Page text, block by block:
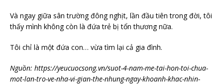
Và ngay giữa sân trường đông nghịt, lần đầu tiên trong đời, tôi
thấy mình không còn là đứa trẻ bị tổn thương nữa.
Tôi chỉ là một đứa con… vừa tìm lại cả gia đình.
Nguồn: https://yeucuocsong.vn/suot-4-nam-me-tai-hon-toi-chua-
mot-lan-tro-ve-nha-vi-gian-the-nhung-ngay-khoanh-khac-nhin-